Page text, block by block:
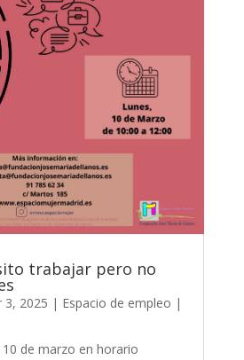
trabajar pero no
3, 2025 | Espacio de empleo |
de marzo en horario